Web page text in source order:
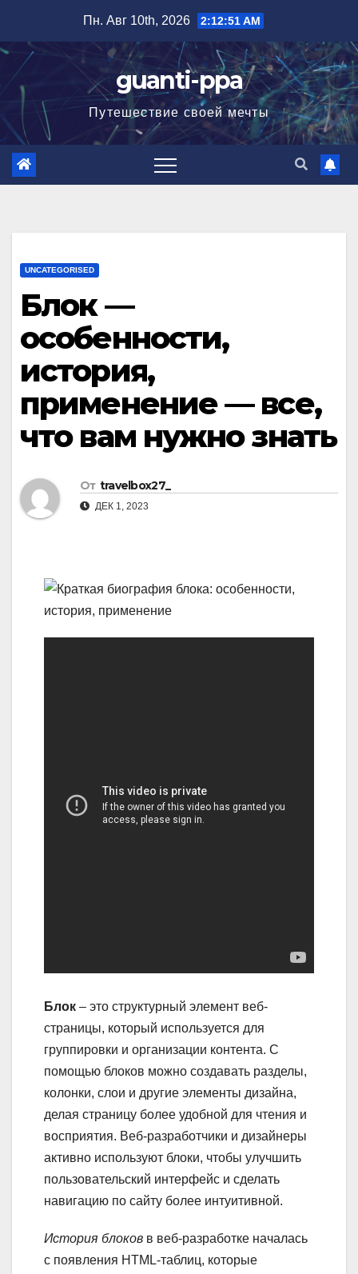
содержимому
Пн. Авг 10th, 2026 2:12:52 AM
guanti-ppa
Путешествие своей мечты
UNCATEGORISED
Блок —
особенности,
история,
применение — все,
что вам нужно знать
От travelbox27_
ДЕК 1, 2023
Блок – это структурный элемент веб-
страницы, который используется для
группировки и организации контента. С
помощью блоков можно создавать разделы,
колонки, слои и другие элементы дизайна,
делая страницу более удобной для чтения и
восприятия. Веб-разработчики и дизайнеры
активно используют блоки, чтобы улучшить
пользовательский интерфейс и сделать
навигацию по сайту более интуитивной.
История блоков в веб-разработке началась
с появления HTML-таблиц, которые